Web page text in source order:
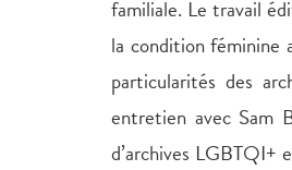
familiale. Le travail
la condition féminine
particularités des
entretien avec Sam
d’archives LGBTQI+